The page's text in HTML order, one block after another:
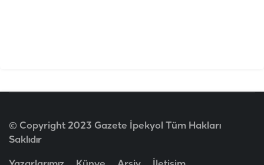
© Copyright 2023 Gazete İpekyol Tüm Hakları
Saklıdır